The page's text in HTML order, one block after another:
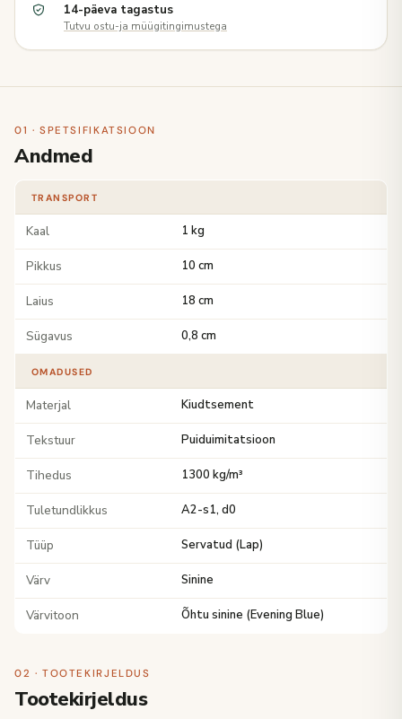
14-päeva tagastus
Tutvu ostu-ja müügitingimustega
01 · SPETSIFIKATSIOON
Andmed
TRANSPORT
Kaal 1 kg
Pikkus 10 cm
Laius 18 cm
Sügavus 0,8 cm
OMADUSED
Materjal Kiudtsement
Tekstuur Puiduimitatsioon
Tihedus 1300 kg/m³
Tuletundlikkus A2-s1, d0
Tüüp Servatud (Lap)
Värv Sinine
Värvitoon Õhtu sinine (Evening Blue)
02 · TOOTEKIRJELDUS
Tootekirjeldus